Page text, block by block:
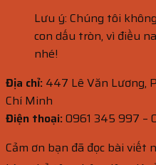
Lưu ý: Chúng tôi
con dấu tròn, vì điều
nhé!
Địa chỉ: 447 Lê Văn Lương,
Chí Minh
Điện thoại:0961 345 997 –
Cảm ơn bạn đã đọc bài viết